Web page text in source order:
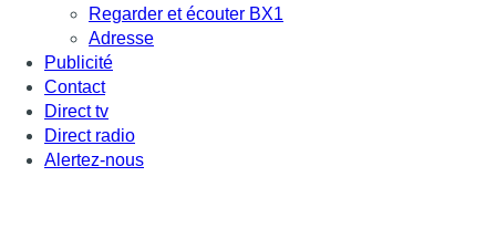
Regarder et écouter BX1
Adresse
Publicité
Contact
Direct tv
Direct radio
Alertez-nous